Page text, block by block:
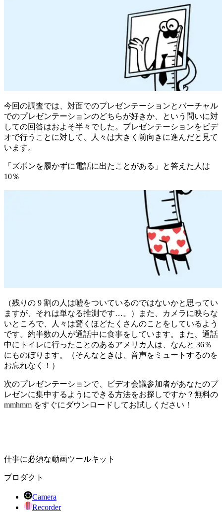
今回の調査では、対面でのプレゼンテーションとバーチャル
でのプレゼンテーションのどちらが好きか、という問いに対
しての回答はおよそ半々でした。プレゼンテーションをビデ
オで行うことに対して、人々は大きく前向きに進んだと見て
います。
「ズボンを履かずに電話に出たことがある」と答えた人は
10％
（残りの 9 割の人は嘘をついているのではないかと思ってい
ますが、それは単なる推測です…。）また、カメラに映らな
いところで、人々は驚くほどたくさんのことをしているよう
です。約半数の人が通話中に食事をしています。また、通話
中にトイレに行ったことのあるアメリカ人は、なんと 36％
にものぼります。（そんなときは、音声をミュートするのを
お忘れなく！）
次のプレゼンテーションで、ビデオ会議参加者があなたのプ
レゼンに集中するようにできる方法をお探しですか？無料の
mmhmm をすぐにダウンロードしてお試しください！
仕事に必須な動画ツールキット
プロダクト
Camera
Recorder